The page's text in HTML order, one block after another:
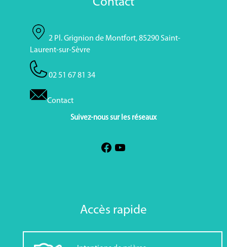
2 Pl. Grignion de Montfort, 85290 Saint-
Laurent-sur-Sèvre
02 51 67 81 34
Contact
Suivez-nous sur les réseaux
Accès rapide